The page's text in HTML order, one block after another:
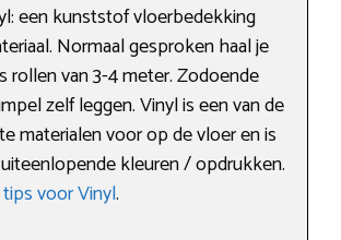
een kunststof vloerbedekking
Normaal gesproken haal je
rollen van 3-4 meter. Zodoende
zelf leggen. Vinyl is een van de
materialen voor op de vloer en is
kleuren / opdrukken.
voor Vinyl.